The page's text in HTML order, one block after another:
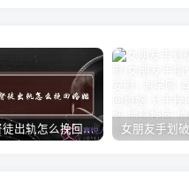
基督徒出轨怎么挽回婚姻(基督徒面对出轨婚姻)